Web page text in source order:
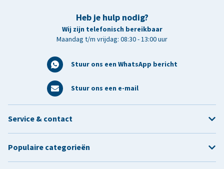
Heb je hulp nodig?
Wij zijn telefonisch bereikbaar
Maandag t/m vrijdag: 08:30 - 13:00 uur
Stuur ons een WhatsApp bericht
Stuur ons een e-mail
Service & contact
Populaire categorieën